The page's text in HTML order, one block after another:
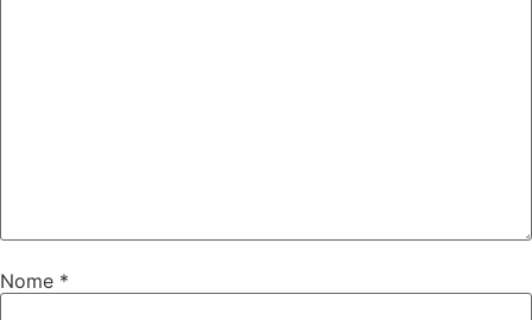
Nome *